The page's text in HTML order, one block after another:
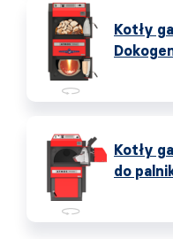
Kotły
Kotły
do